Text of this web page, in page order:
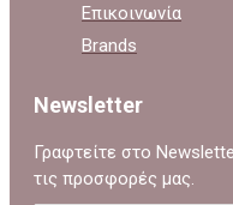
Επικοινωνία
Brands
Newsletter
Γραφτείτε στο
τις προσφορές μας.